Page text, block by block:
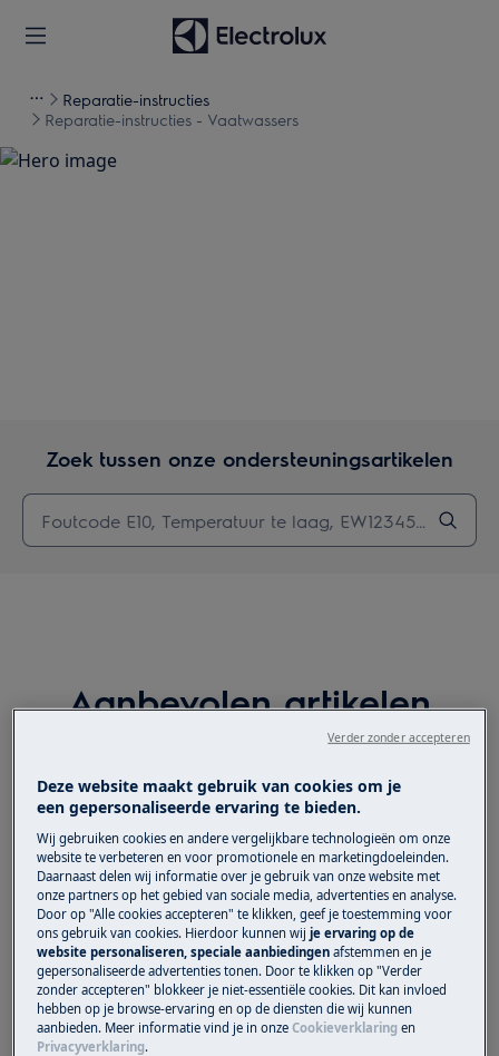
Reparatie-instructies
Reparatie-instructies - Vaatwassers
Zoek tussen onze ondersteuningsartikelen
Aanbevolen artikelen
voor Reparatie-
instructies - Vaatwassers
Vaatwasser - Hoe de druksensor te
vervangen
Vaatwasser - Hoe de afdichting van de
temperatuursensor te vervangen
Deze website maakt gebruik van cookies om je
een gepersonaliseerde ervaring te bieden.
Wij gebruiken cookies en andere vergelijkbare technologieën om onze
website te verbeteren en voor promotionele en marketingdoeleinden.
Daarnaast delen wij informatie over je gebruik van onze website met
onze partners op het gebied van sociale media, advertenties en analyse.
Door op "Alle cookies accepteren" te klikken, geef je toestemming voor
ons gebruik van cookies. Hierdoor kunnen wijje ervaring op de
website personaliseren, speciale aanbiedingen afstemmen en je
gepersonaliseerde advertenties tonen. Door te klikken op "Verder
zonder accepteren" blokkeer je niet-essentiële cookies. Dit kan invloed
hebben op je browse-ervaring en op de diensten die wij kunnen
aanbieden. Meer informatie vind je in onzeCookieverklaring en
Privacyverklaring.
Verder zonder accepteren